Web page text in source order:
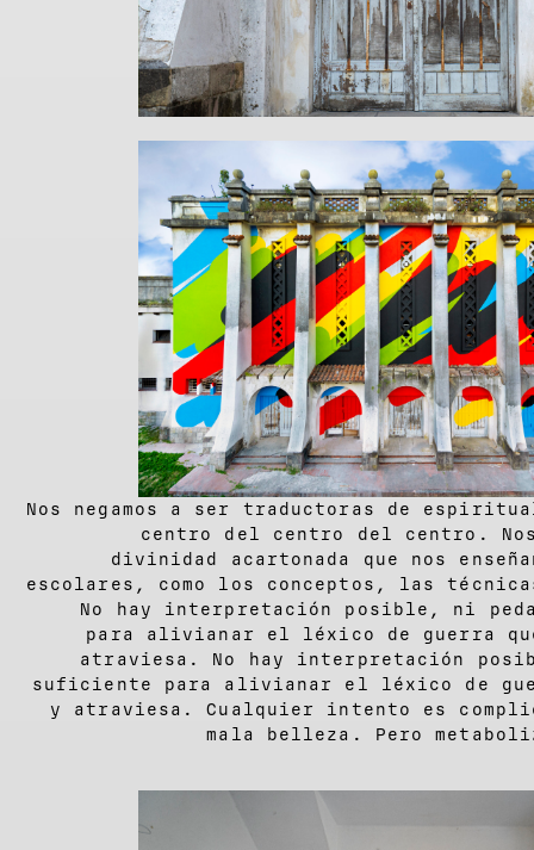
Nos negamos a ser traductoras de
centro del centro del centro.
divinidad acartonada que nos
escolares, como los conceptos, las
No hay interpretación posible, ni
para alivianar el léxico de guerra
atraviesa. No hay interpretación
suficiente para alivianar el léxico de
y atraviesa. Cualquier intento es
mala belleza. Pero